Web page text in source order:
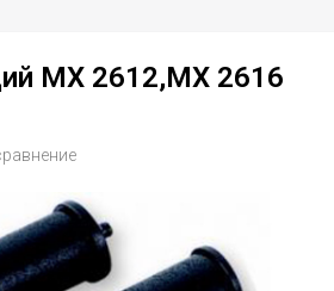
MX 2612,MX 2616